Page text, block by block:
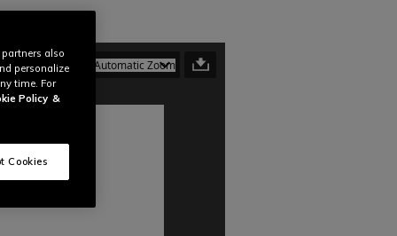
also
personalize
time. For
Policy &
Cookies